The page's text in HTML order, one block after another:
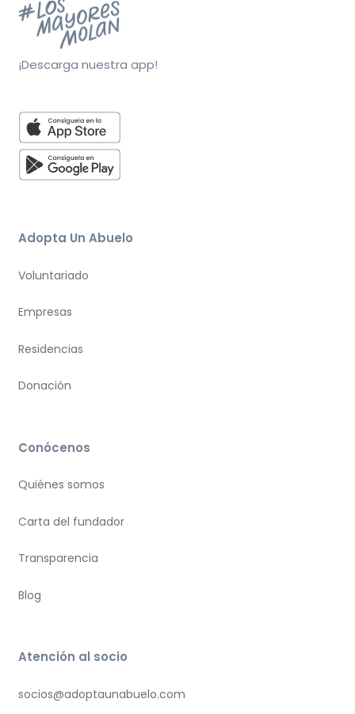
¡Descarga nuestra app!
Adopta Un Abuelo
Voluntariado
Empresas
Residencias
Donación
Conócenos
Quiénes somos
Carta del fundador
Transparencia
Blog
Atención al socio
socios@adoptaunabuelo.com